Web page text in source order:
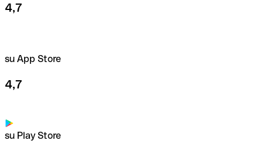
4,7
su App Store
4,7
su Play Store